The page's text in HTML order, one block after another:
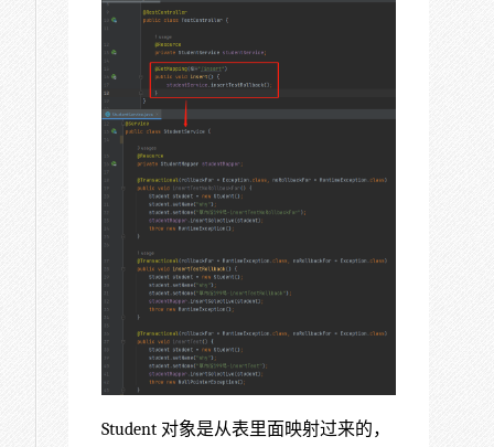
Student 对象是从表里面映射过来的，